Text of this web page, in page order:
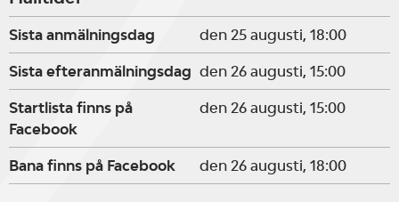
Sista anmälningsdag den 25 augusti, 18:00
Sista efteranmälningsdag den 26 augusti, 15:00
Startlista finns på
Facebook
den 26 augusti, 15:00
Bana finns på Facebook den 26 augusti, 18:00